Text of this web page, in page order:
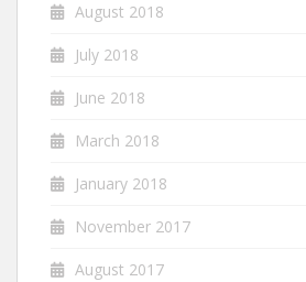
August 2018
July 2018
June 2018
March 2018
January 2018
November 2017
August 2017